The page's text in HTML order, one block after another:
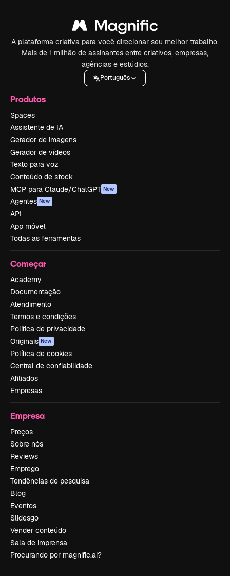
A plataforma criativa para você direcionar seu melhor trabalho.
Mais de 1 milhão de assinantes entre criativos, empresas,
agências e estúdios.
Português
Produtos
Spaces
Assistente de IA
Gerador de imagens
Gerador de vídeos
Texto para voz
Conteúdo de stock
MCP para Claude/ChatGPT New
Agentes New
API
App móvel
Todas as ferramentas
Começar
Academy
Documentação
Atendimento
Termos e condições
Política de privacidade
Originais New
Política de cookies
Central de confiabilidade
Afiliados
Empresas
Empresa
Preços
Sobre nós
Reviews
Emprego
Tendências de pesquisa
Blog
Eventos
Slidesgo
Vender conteúdo
Sala de imprensa
Procurando por magnific.ai?